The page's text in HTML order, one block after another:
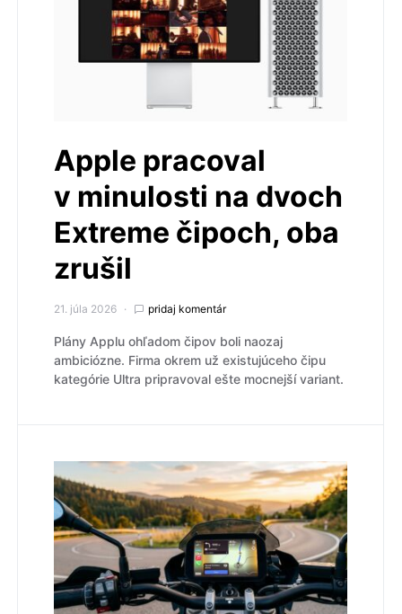
Apple pracoval
v minulosti na dvoch
Extreme čipoch, oba
zrušil
21. júla 2026 pridaj komentár
Plány Applu ohľadom čipov boli naozaj
ambiciózne. Firma okrem už existujúceho čipu
kategórie Ultra pripravoval ešte mocnejší variant.